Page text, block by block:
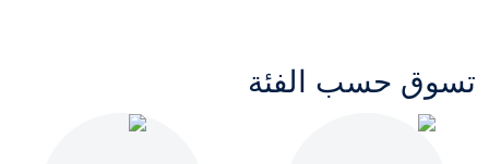
تسوق حسب الفئة